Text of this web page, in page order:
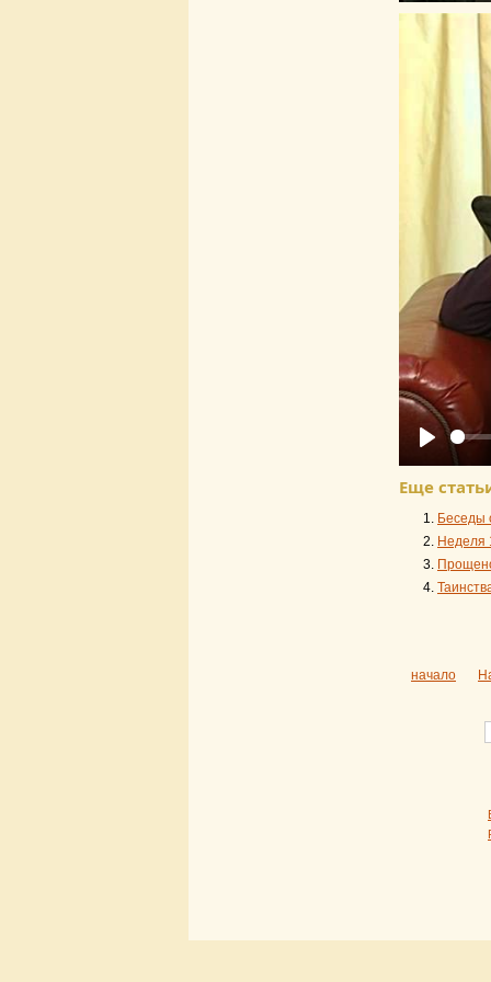
Play
Еще
Беседы
Неделя
начало